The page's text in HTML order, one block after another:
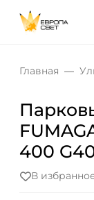
Главная
400
В